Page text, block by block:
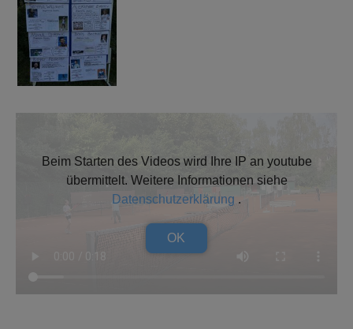
Beim Starten des Videos wird Ihre IP an youtube
übermittelt. Weitere Informationen siehe
Datenschutzerklärung .
OK